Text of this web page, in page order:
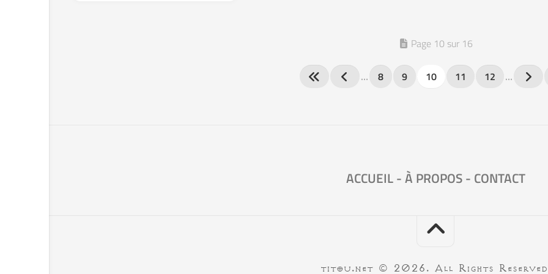
Page 10 sur 16
… 8 9 10 11 12 …
ACCUEIL-À PROPOS- CONTACT
titou.net © 2026. All Rights